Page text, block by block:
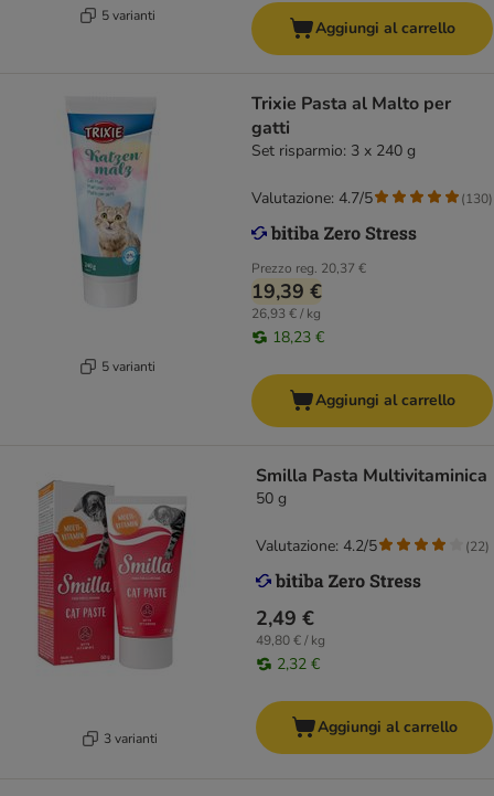
5 varianti
Aggiungi al carrello
5 varianti
Trixie Pasta al Malto per
gatti
Set risparmio: 3 x 240 g
Prezzo reg. 20,37 €
19,39 €
26,93 € / kg
18,23 €
Valutazione: 4.7/5 (130)
Aggiungi al carrello
3 varianti
Smilla Pasta Multivitaminica
50 g
2,49 €
49,80 € / kg
2,32 €
Valutazione: 4.2/5 (22)
Aggiungi al carrello